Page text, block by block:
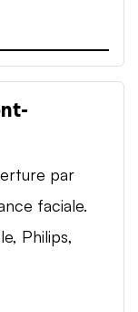
par
faciale.
Philips,